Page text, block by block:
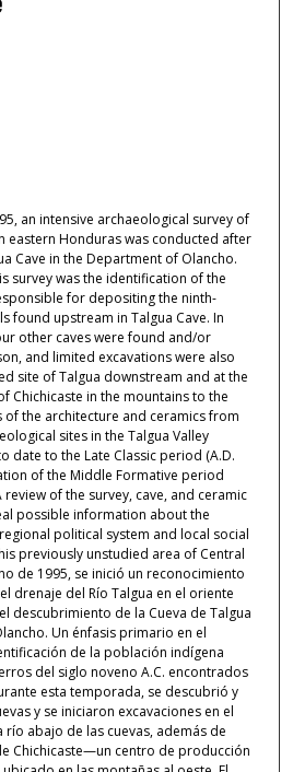
an intensive archaeological survey of
eastern Honduras was conducted after
Cave in the Department of Olancho.
survey was the identification of the
for depositing the ninth-
found upstream in Talgua Cave. In
other caves were found and/or
and limited excavations were also
site of Talgua downstream and at the
Chichicaste in the mountains to the
of the architecture and ceramics from
sites in the Talgua Valley
date to the Late Classic period (A.D.
of the Middle Formative period
of the survey, cave, and ceramic
possible information about the
political system and local social
previously unstudied area of Central
de 1995, se inició un reconocimiento
drenaje del Río Talgua en el oriente
descubrimiento de la Cueva de Talgua
Un énfasis primario en el
de la población indígena
del siglo noveno A.C. encontrados
esta temporada, se descubrió y
y se iniciaron excavaciones en el
abajo de las cuevas, además de
Chichicaste—un centro de producción